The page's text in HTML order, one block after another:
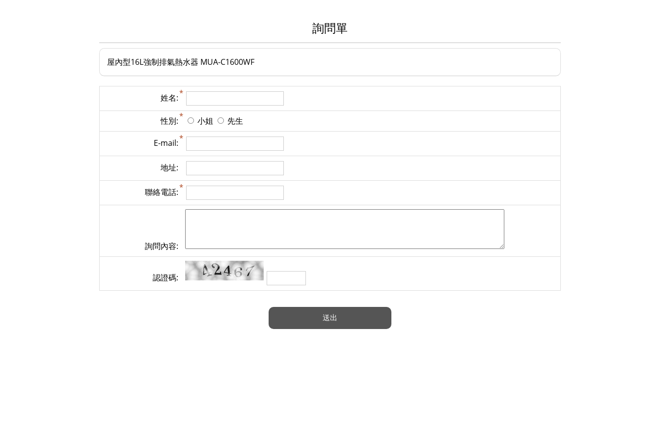
詢問單
屋內型16L強制排氣熱水器 MUA-C1600WF
姓名:
性別: 小姐 先生
E-mail:
地址:
聯絡電話:
詢問內容:
認證碼: